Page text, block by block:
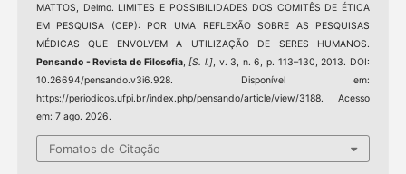
MATTOS, Delmo. LIMITES E POSSIBILIDADES DOS COMITÊS DE ÉTICA
EM PESQUISA (CEP): POR UMA REFLEXÃO SOBRE AS PESQUISAS
MÉDICAS QUE ENVOLVEM A UTILIZAÇÃO DE SERES HUMANOS.
Pensando - Revista de Filosofia,[S. l.], v. 3, n. 6, p. 113–130, 2013. DOI:
10.26694/pensando.v3i6.928. Disponível em:
https://periodicos.ufpi.br/index.php/pensando/article/view/3188. Acesso
em: 7 ago. 2026.
Fomatos de Citação